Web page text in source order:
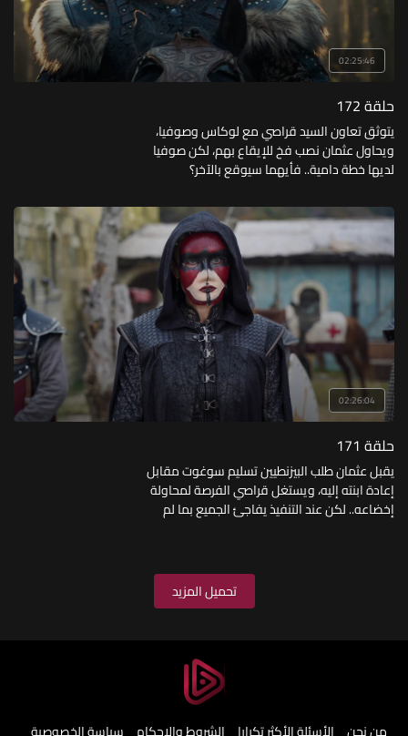
02:25:46
حلقة 172
يتوثق تعاون السيد قراصي مع لوكاس وصوفيا،
ويحاول عثمان نصب فخ للإيقاع بهم، لكن صوفيا
لديها خطة دامية.. فأيهما سيوقع بالآخر؟
02:26:04
حلقة 171
يقبل عثمان طلب البيزنطيين تسليم سوغوت مقابل
إعادة ابنته إليه، ويستغل قراصي الفرصة لمحاولة
إخضاعه.. لكن عند التنفيذ يفاجئ الجميع بما لم
تحميل المزيد